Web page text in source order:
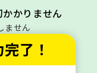
かりません
ません
了！